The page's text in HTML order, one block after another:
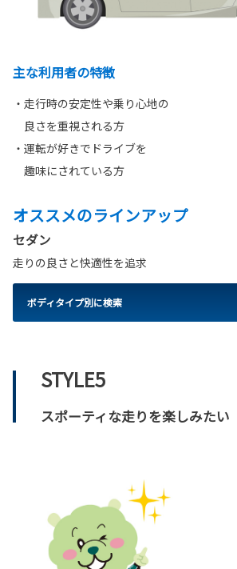
主な利用者の特徴
・走行時の安定性や乗り心地の
良さを重視される方
・運転が好きでドライブを
趣味にされている方
オススメのラインアップ
セダン
走りの良さと快適性を追求
ボディタイプ別に検索
STYLE5
スポーティな走りを楽しみたい